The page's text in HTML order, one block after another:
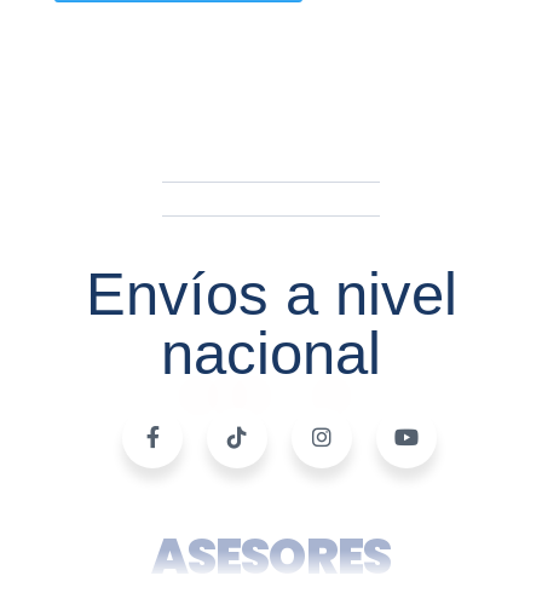
Envíos a nivel
nacional
ASESORES